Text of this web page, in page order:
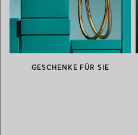
GESCHENKE FÜR SIE